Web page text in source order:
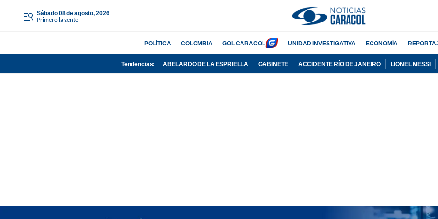
sábado 08 de agosto, 2026
Primero la gente
POLÍTICA COLOMBIA GOL CARACOL UNIDAD INVESTIGATIVA ECONOMÍA
Tendencias: ABELARDO DE LA ESPRIELLA GABINETE ACCIDENTE RÍO DE JANEIRO LIONEL MESSI